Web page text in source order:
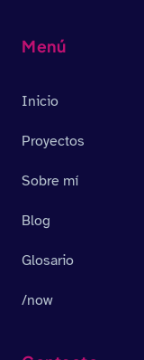
Menú
Inicio
Proyectos
Sobre mí
Blog
Glosario
/now